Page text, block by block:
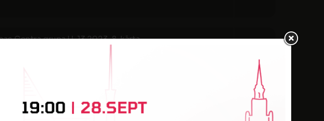
Centra grupa U-13 2023, 8. kārta
SK SUPER NOVA